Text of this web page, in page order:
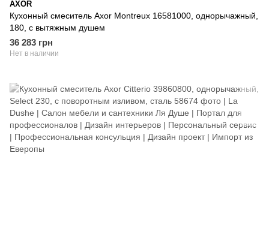
AXOR
Кухонный смеситель Axor Montreux 16581000, однорычажный,
180, с вытяжным душем
36 283 грн
Нет в наличии